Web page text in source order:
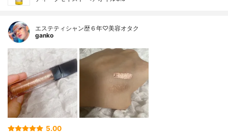
エステティシャン歴６年♡美容オタク
ganko
5.00